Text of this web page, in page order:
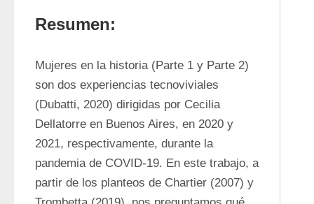
Resumen:
Mujeres en la historia (Parte 1 y Parte 2)
son dos experiencias tecnoviviales
(Dubatti, 2020) dirigidas por Cecilia
Dellatorre en Buenos Aires, en 2020 y
2021, respectivamente, durante la
pandemia de COVID-19. En este trabajo, a
partir de los planteos de Chartier (2007) y